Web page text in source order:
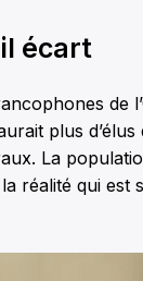
écart
de
plus
La
réalité qui est